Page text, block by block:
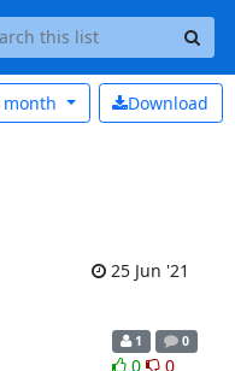
Download
month
25 Jun '21
1 0
0 0